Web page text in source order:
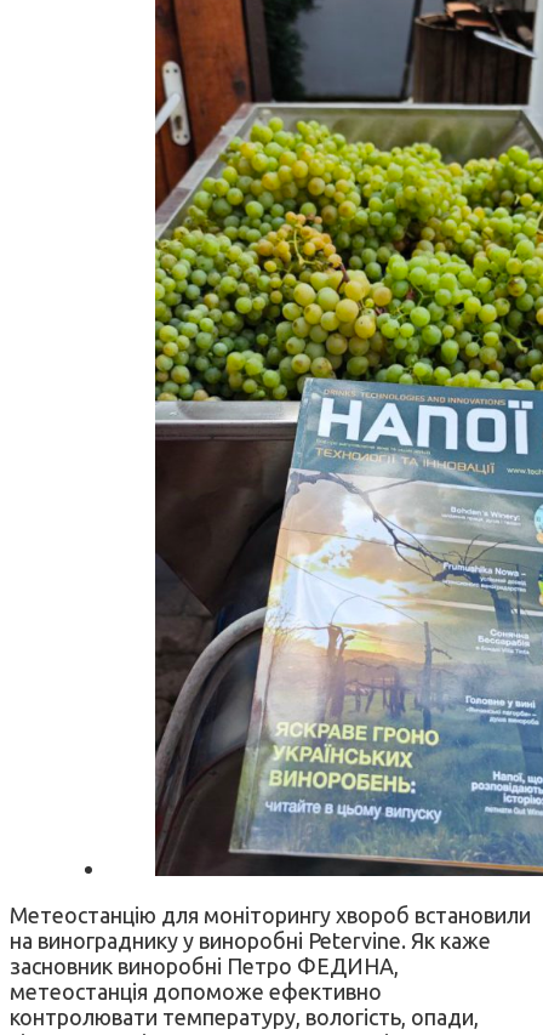
Метеостанцію для моніторингу хвороб встановили
на винограднику у виноробні Petervine. Як каже
засновник виноробні Петро ФЕДИНА,
метеостанція допоможе ефективно
контролювати температуру, вологість, опади,